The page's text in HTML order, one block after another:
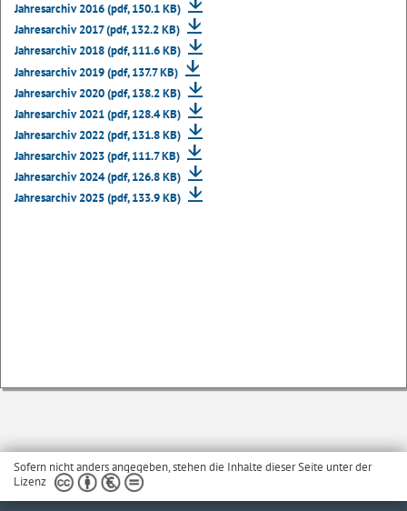
Jahresarchiv 2016 (pdf, 150.1 KB)
Jahresarchiv 2017 (pdf, 132.2 KB)
Jahresarchiv 2018 (pdf, 111.6 KB)
Jahresarchiv 2019 (pdf, 137.7 KB)
Jahresarchiv 2020 (pdf, 138.2 KB)
Jahresarchiv 2021 (pdf, 128.4 KB)
Jahresarchiv 2022 (pdf, 131.8 KB)
Jahresarchiv 2023 (pdf, 111.7 KB)
Jahresarchiv 2024 (pdf, 126.8 KB)
Jahresarchiv 2025 (pdf, 133.9 KB)
Sofern nicht anders angegeben, stehen die Inhalte dieser Seite unter der
Lizenz